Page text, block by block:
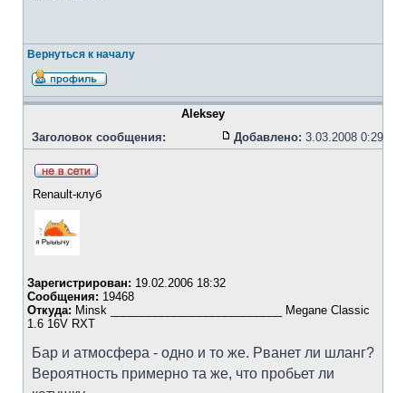
Вернуться к началу
Aleksey
Заголовок сообщения:
Добавлено: 3.03.2008 0:29
Renault-клуб
Зарегистрирован: 19.02.2006 18:32
Сообщения: 19468
Откуда: Minsk ___________________________ Megane Classic
1.6 16V RXT
Бар и атмосфера - одно и то же. Рванет ли шланг?
Вероятность примерно та же, что пробьет ли